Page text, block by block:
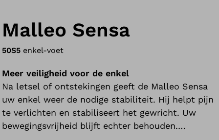
Malleo Sensa
50S5 enkel-voet
Meer veiligheid voor de enkel
Na letsel of ontstekingen geeft de Malleo Sensa
uw enkel weer de nodige stabiliteit. Hij helpt pijn
te verlichten en stabiliseert het gewricht. Uw
bewegingsvrijheid blijft echter behouden.